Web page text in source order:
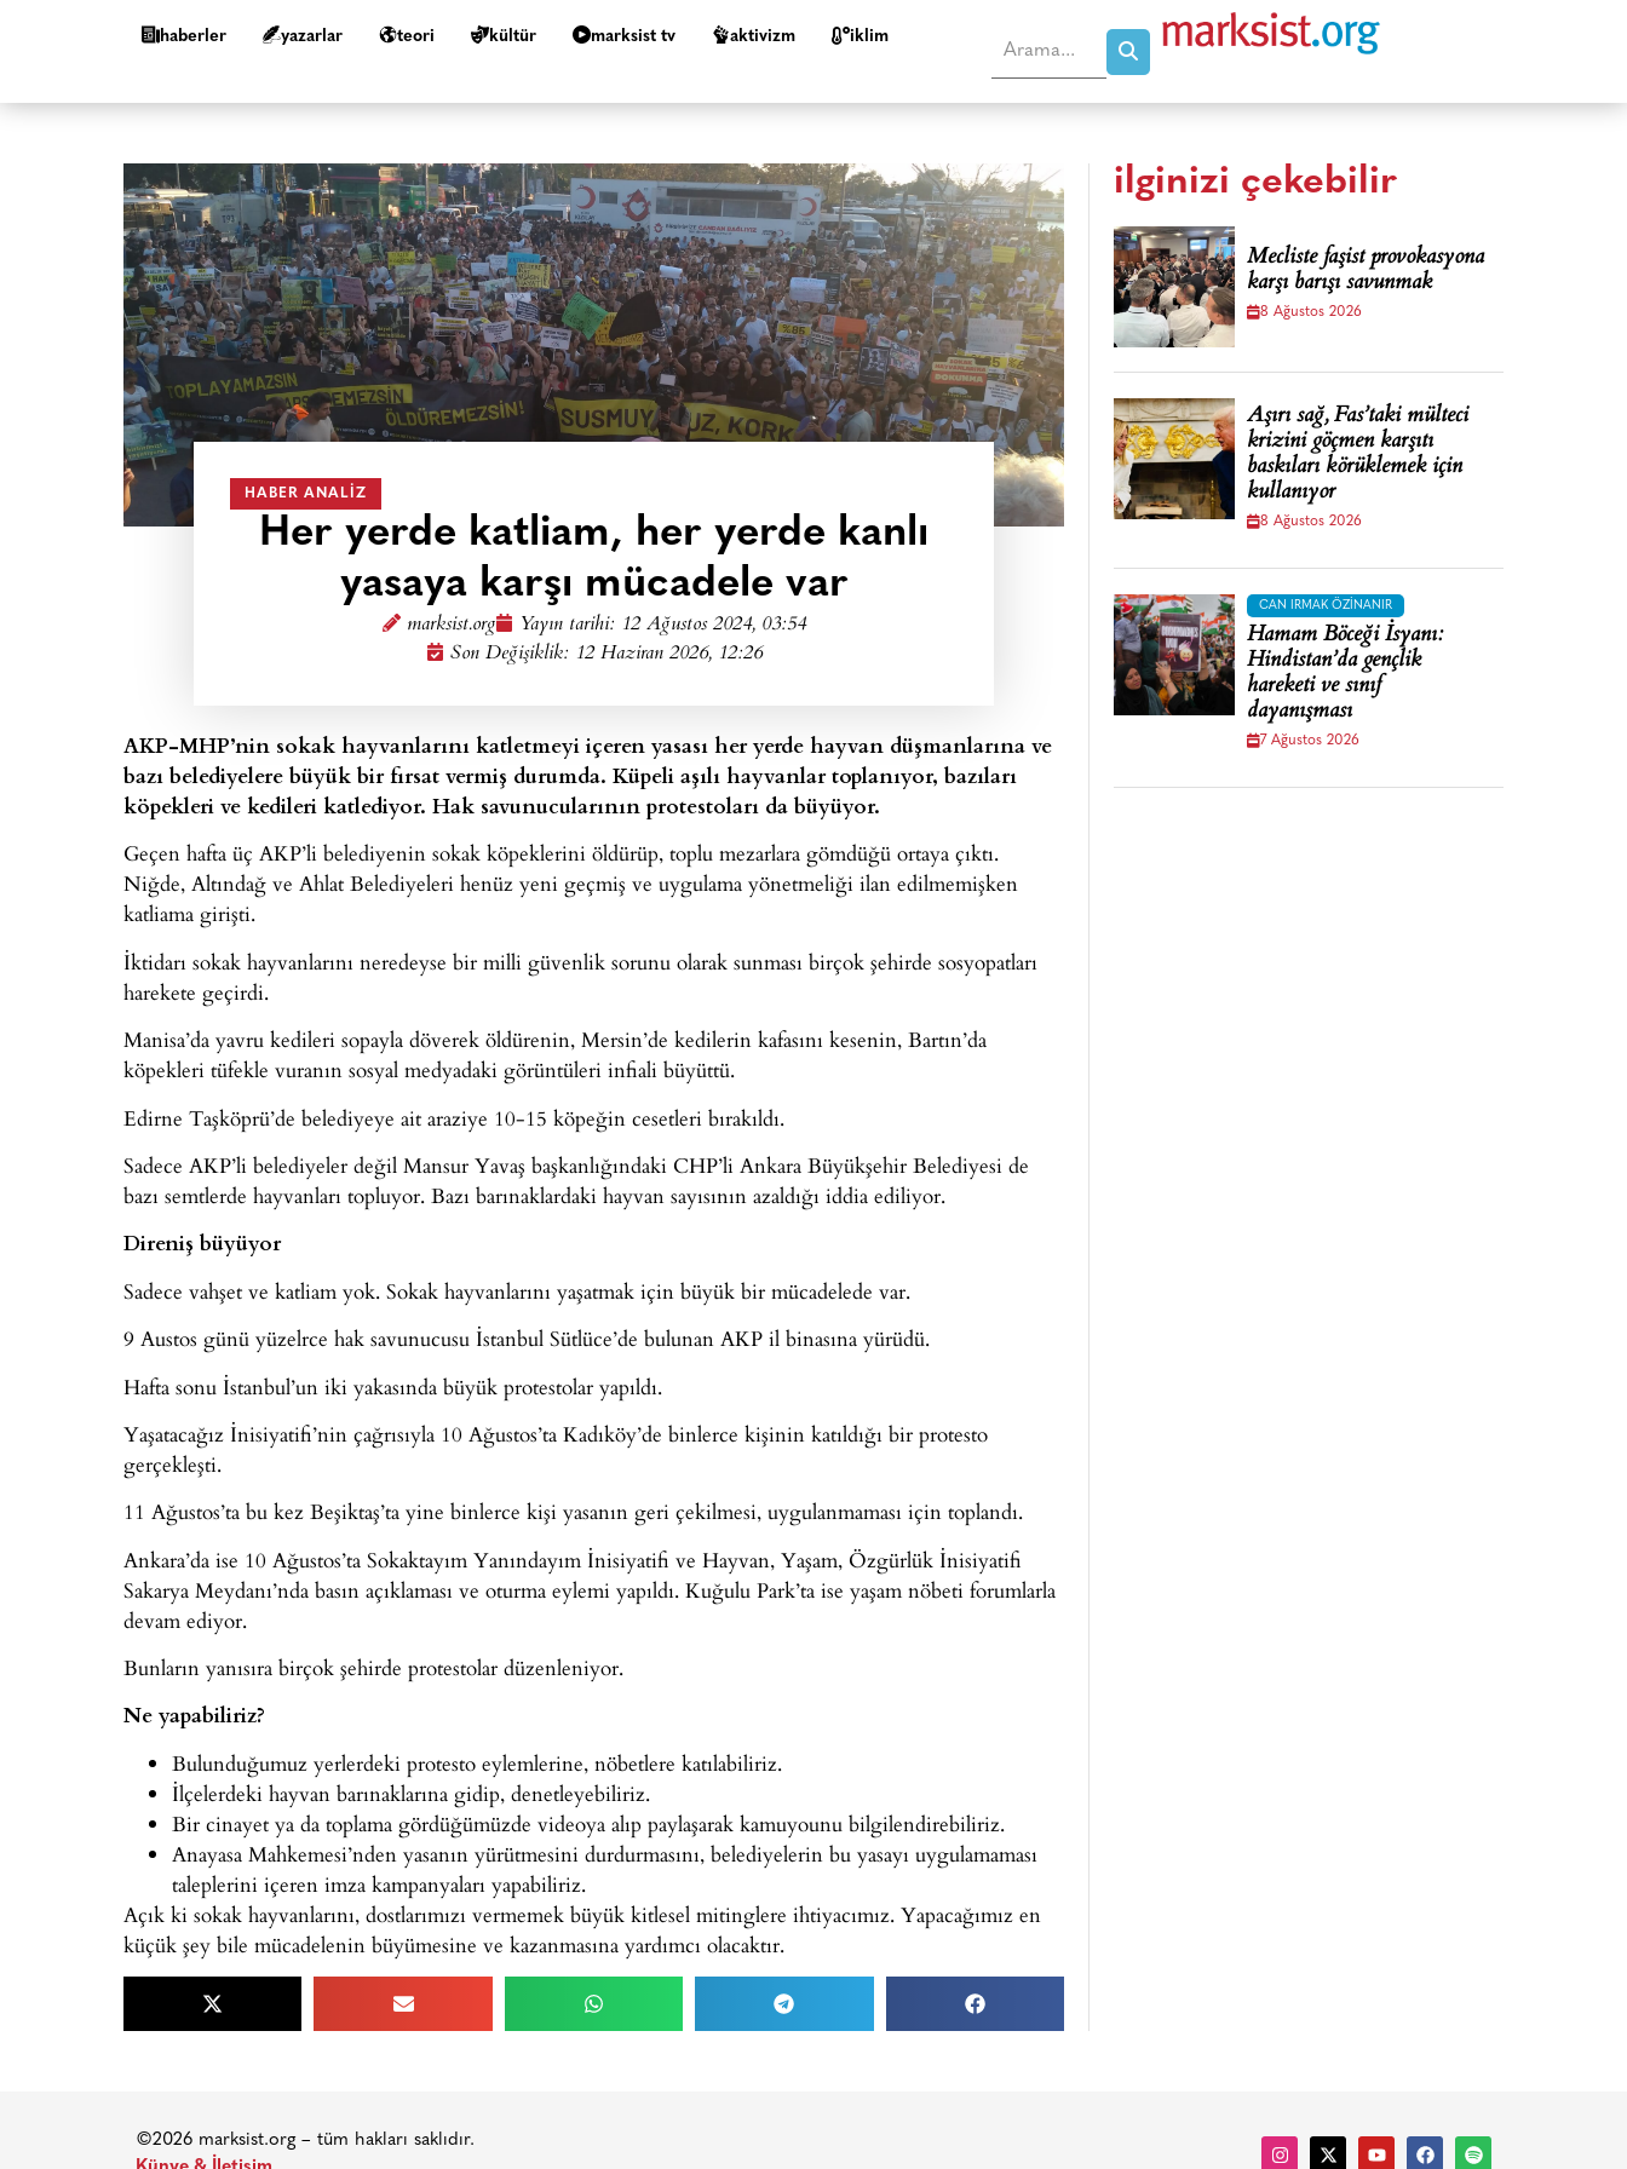
haberler yazarlar teori kültür marksist tv aktivizm i̇klim
HABER ANALIZ
Her yerde katliam, her yerde kanlı
yasaya karşı mücadele var
marksist.org Yayın tarihi: 12 Ağustos 2024, 03:54
Son Değişiklik: 12 Haziran 2026, 12:26
AKP-MHP’nin sokak hayvanlarını katletmeyi içeren yasası her yerde hayvan düşmanlarına ve
bazı belediyelere büyük bir fırsat vermiş durumda. Küpeli aşılı hayvanlar toplanıyor, bazıları
köpekleri ve kedileri katlediyor. Hak savunucularının protestoları da büyüyor.
Geçen hafta üç AKP’li belediyenin sokak köpeklerini öldürüp, toplu mezarlara gömdüğü ortaya çıktı.
Niğde, Altındağ ve Ahlat Belediyeleri henüz yeni geçmiş ve uygulama yönetmeliği ilan edilmemişken
katliama girişti.
İktidarı sokak hayvanlarını neredeyse bir milli güvenlik sorunu olarak sunması birçok şehirde sosyopatları
harekete geçirdi.
Manisa’da yavru kedileri sopayla döverek öldürenin, Mersin’de kedilerin kafasını kesenin, Bartın’da
köpekleri tüfekle vuranın sosyal medyadaki görüntüleri infiali büyüttü.
Edirne Taşköprü’de belediyeye ait araziye 10-15 köpeğin cesetleri bırakıldı.
Sadece AKP’li belediyeler değil Mansur Yavaş başkanlığındaki CHP’li Ankara Büyükşehir Belediyesi de
bazı semtlerde hayvanları topluyor. Bazı barınaklardaki hayvan sayısının azaldığı iddia ediliyor.
Direniş büyüyor
Sadece vahşet ve katliam yok. Sokak hayvanlarını yaşatmak için büyük bir mücadelede var.
9 Austos günü yüzelrce hak savunucusu İstanbul Sütlüce’de bulunan AKP il binasına yürüdü.
Hafta sonu İstanbul’un iki yakasında büyük protestolar yapıldı.
Yaşatacağız İnisiyatifi’nin çağrısıyla 10 Ağustos’ta Kadıköy’de binlerce kişinin katıldığı bir protesto
gerçekleşti.
11 Ağustos’ta bu kez Beşiktaş’ta yine binlerce kişi yasanın geri çekilmesi, uygulanmaması için toplandı.
Ankara’da ise 10 Ağustos’ta Sokaktayım Yanındayım İnisiyatifi ve Hayvan, Yaşam, Özgürlük İnisiyatifi
Sakarya Meydanı’nda basın açıklaması ve oturma eylemi yapıldı. Kuğulu Park’ta ise yaşam nöbeti forumlarla
devam ediyor.
Bunların yanısıra birçok şehirde protestolar düzenleniyor.
Ne yapabiliriz?
Bulunduğumuz yerlerdeki protesto eylemlerine, nöbetlere katılabiliriz.
İlçelerdeki hayvan barınaklarına gidip, denetleyebiliriz.
Bir cinayet ya da toplama gördüğümüzde videoya alıp paylaşarak kamuyounu bilgilendirebiliriz.
Anayasa Mahkemesi’nden yasanın yürütmesini durdurmasını, belediyelerin bu yasayı uygulamaması
taleplerini içeren imza kampanyaları yapabiliriz.
Açık ki sokak hayvanlarını, dostlarımızı vermemek büyük kitlesel mitinglere ihtiyacımız. Yapacağımız en
küçük şey bile mücadelenin büyümesine ve kazanmasına yardımcı olacaktır.
ilginizi çekebilir
Mecliste faşist provokasyona
karşı barışı savunmak
8 Ağustos 2026
Aşırı sağ, Fas’taki mülteci
krizini göçmen karşıtı
baskıları körüklemek için
kullanıyor
8 Ağustos 2026
CAN IRMAK ÖZINANIR
Hamam Böceği İsyanı:
Hindistan’da gençlik
hareketi ve sınıf
dayanışması
7 Ağustos 2026
©2026 marksist.org – tüm hakları saklıdır.